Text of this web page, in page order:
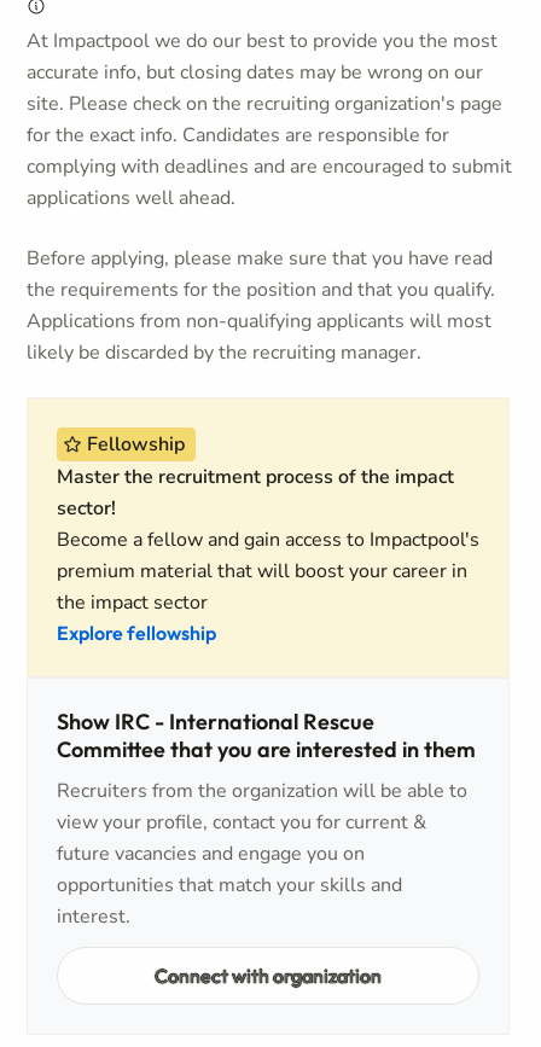
At Impactpool we do our best to provide you the most
accurate info, but closing dates may be wrong on our
site. Please check on the recruiting organization's page
for the exact info. Candidates are responsible for
complying with deadlines and are encouraged to submit
applications well ahead.
Before applying, please make sure that you have read
the requirements for the position and that you qualify.
Applications from non-qualifying applicants will most
likely be discarded by the recruiting manager.
Fellowship
Master the recruitment process of the impact
sector!
Become a fellow and gain access to Impactpool's
premium material that will boost your career in
the impact sector
Explore fellowship
Show IRC - International Rescue
Committee that you are interested in them
Recruiters from the organization will be able to
view your profile, contact you for current &
future vacancies and engage you on
opportunities that match your skills and
interest.
Connect with organization